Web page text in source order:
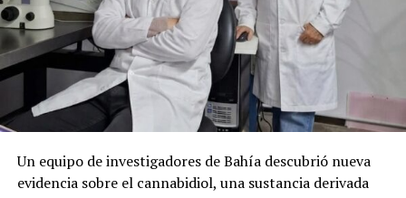
Un equipo de investigadores de Bahía descubrió nueva
evidencia sobre el cannabidiol, una sustancia derivada